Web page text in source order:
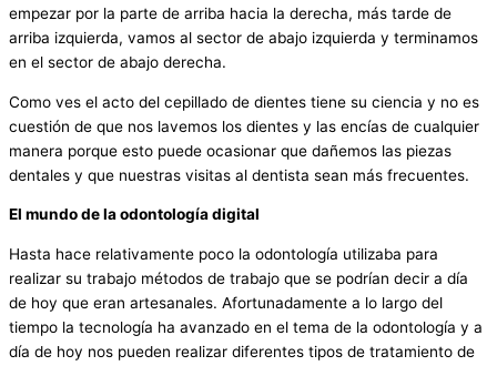
empezar por la parte de arriba hacia la derecha, más tarde de
arriba izquierda, vamos al sector de abajo izquierda y terminamos
en el sector de abajo derecha.
Como ves el acto del cepillado de dientes tiene su ciencia y no es
cuestión de que nos lavemos los dientes y las encías de cualquier
manera porque esto puede ocasionar que dañemos las piezas
dentales y que nuestras visitas al dentista sean más frecuentes.
El mundo de la odontología digital
Hasta hace relativamente poco la odontología utilizaba para
realizar su trabajo métodos de trabajo que se podrían decir a día
de hoy que eran artesanales. Afortunadamente a lo largo del
tiempo la tecnología ha avanzado en el tema de la odontología y a
día de hoy nos pueden realizar diferentes tipos de tratamiento de